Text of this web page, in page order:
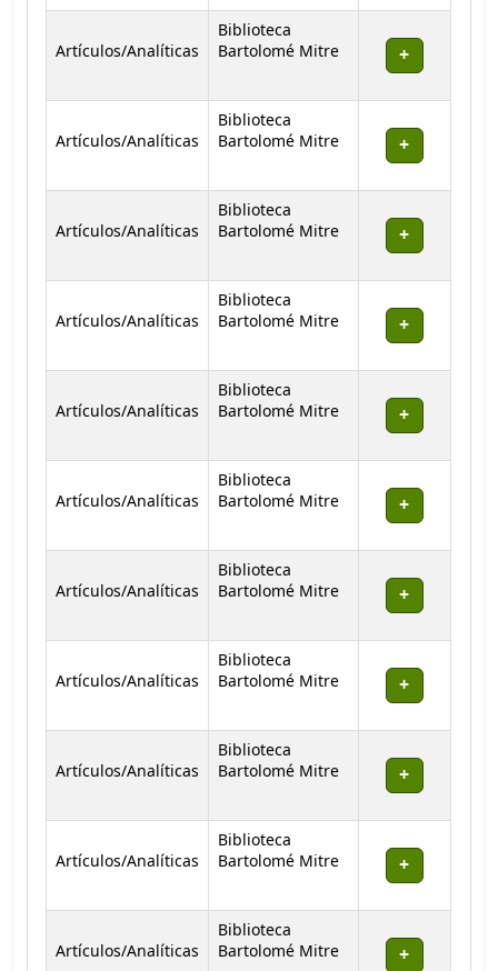
Artículos/Analíticas
Biblioteca
Bartolomé Mitre
Artículos/Analíticas
Biblioteca
Bartolomé Mitre
Artículos/Analíticas
Biblioteca
Bartolomé Mitre
Artículos/Analíticas
Biblioteca
Bartolomé Mitre
Artículos/Analíticas
Biblioteca
Bartolomé Mitre
Artículos/Analíticas
Biblioteca
Bartolomé Mitre
Artículos/Analíticas
Biblioteca
Bartolomé Mitre
Artículos/Analíticas
Biblioteca
Bartolomé Mitre
Artículos/Analíticas
Biblioteca
Bartolomé Mitre
Artículos/Analíticas
Biblioteca
Bartolomé Mitre
Artículos/Analíticas
Biblioteca
Bartolomé Mitre